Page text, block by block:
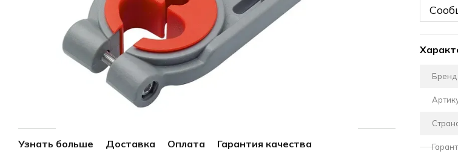
Узнать больше Доставка Оплата Гарантия качества
Бренд